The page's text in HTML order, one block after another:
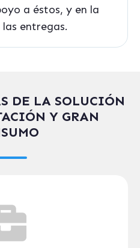
a éstos, y en la
entregas.
DE LA SOLUCIÓN
Y GRAN